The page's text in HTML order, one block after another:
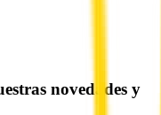
novedades y